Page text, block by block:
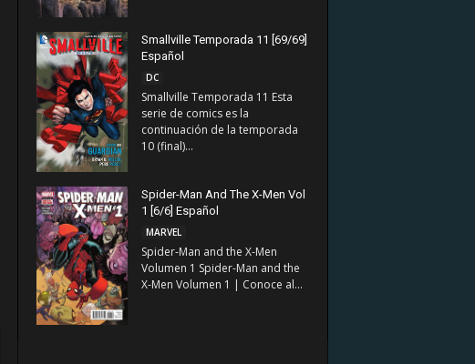
Smallville Temporada 11 [69/69]
Español
DC
Smallville Temporada 11 Esta
serie de comics es la
continuación de la temporada
10 (final)...
Spider-Man And The X-Men Vol
1 [6/6] Español
MARVEL
Spider-Man and the X-Men
Volumen 1 Spider-Man and the
X-Men Volumen 1 | Conoce al...